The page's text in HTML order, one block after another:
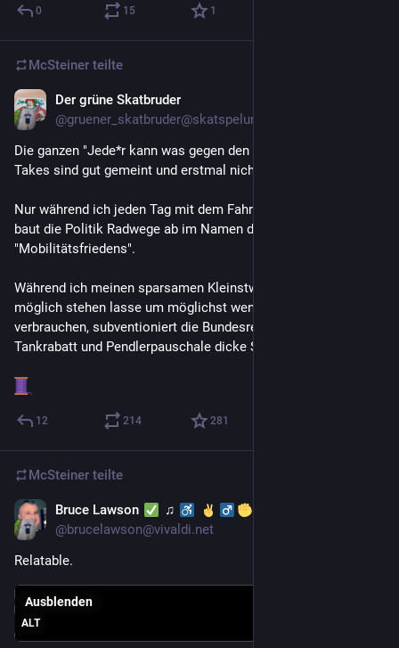
0 15 1
McSteiner teilte
Der grüne Skatbruder
@gruener_skatbruder@skatspelunke.eu
Die ganzen "Jede*r kann was gegen den Klimawandel tun"-
Takes sind gut gemeint und erstmal nicht falsch.
Nur während ich jeden Tag mit dem Fahrrad zur Arbeit fahre,
baut die Politik Radwege ab im Namen des
"Mobilitätsfriedens".
Während ich meinen sparsamen Kleinstwagen so oft wie
möglich stehen lasse um möglichst wenig Sprit zu
verbrauchen, subventioniert die Bundesregierung über
Tankrabatt und Pendlerpauschale dicke SUVS.
12 214 281
McSteiner teilte
Bruce Lawson
♫
@brucelawson@vivaldi.net
Relatable.
ALT
Ausblenden